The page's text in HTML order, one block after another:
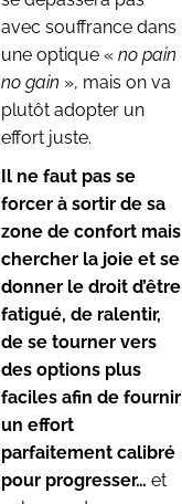
avec souffrance dans
une optique « no pain
no gain », mais on va
plutôt adopter un
effort juste.
Il ne faut pas se
forcer à sortir de sa
zone de confort mais
chercher la joie et se
donner le droit d’être
fatigué, de ralentir,
de se tourner vers
des options plus
faciles afin de fournir
un effort
parfaitement calibré
pour progresser… et